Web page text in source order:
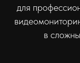
для
в